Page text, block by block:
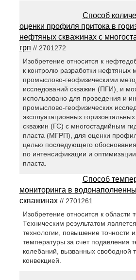
Способ
оценки профиля притока в
нефтяных скважинах с
грп // 2701272
Изобретение относится к
к контролю разработки нефтяных
промыслово-геофизическими
исследований скважин (ПГИ), и
использовано для проведения и
промыслово-геофизических
эксплуатационных
скважин (ГС) с многостадийным
пласта (МГРП), для оценки
целью последующего
по интенсификации и
пласта.
Способ
мониторинга в
скважинах// 2701261
Изобретение относится к области
Техническим результатом
технологии, повышение точности
температуры за счет подавления
колебаний, вызванных свободной
конвекцией.